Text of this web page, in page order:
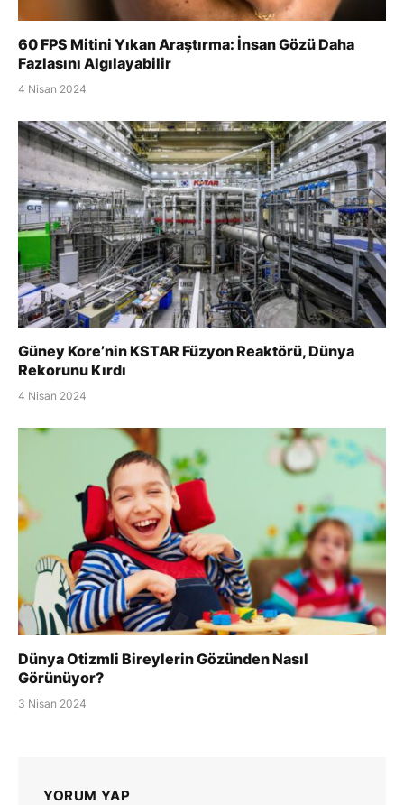
60 FPS Mitini Yıkan Araştırma: İnsan Gözü Daha
Fazlasını Algılayabilir
4 Nisan 2024
Güney Kore’nin KSTAR Füzyon Reaktörü, Dünya
Rekorunu Kırdı
4 Nisan 2024
Dünya Otizmli Bireylerin Gözünden Nasıl
Görünüyor?
3 Nisan 2024
YORUM YAP